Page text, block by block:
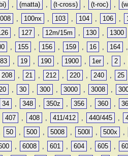
, (matta) , (t-cross) , (t-roc) , (w
, 100nx , 103 , 104 , 106 ,
, 127 , 12m/15m , 130 , 1300
, 155 , 156 , 159 , 16 , 164 ,
, 19 , 190 , 1900 , 1er , 2 ,
208 , 21 , 212 , 220 , 240 , 25
, 30 , 300 , 3000 , 3008 ,
34 , 348 , 350z , 356 , 360 ,
407 , 408 , 411/412 , 440/445 ,
50 , 500 , 5008 , 500l , 500x ,
, 6008 , 601 , 604 , 605 ,